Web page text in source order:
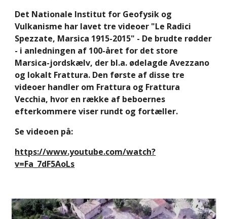
Det Nationale Institut for Geofysik og
Vulkanisme har lavet tre videoer "Le Radici
Spezzate, Marsica 1915-2015" - De brudte rødder
- i anledningen af 100-året for det store
Marsica-jordskælv, der bl.a. ødelagde Avezzano
og lokalt Frattura. Den første af disse tre
videoer handler om Frattura og Frattura
Vecchia, hvor en række af beboernes
efterkommere viser rundt og fortæller.
Se videoen på:
https://www.youtube.com/watch?
v=Fa_7dF5AoLs